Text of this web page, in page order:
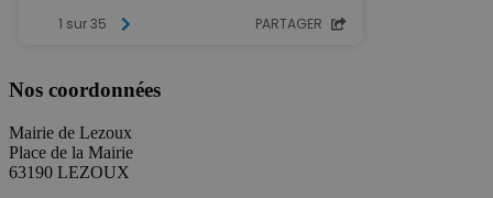
Nos coordonnées
Mairie de Lezoux
Place de la Mairie
63190 LEZOUX